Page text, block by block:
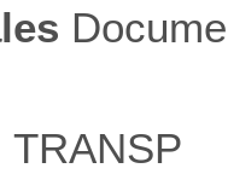
TRANSP